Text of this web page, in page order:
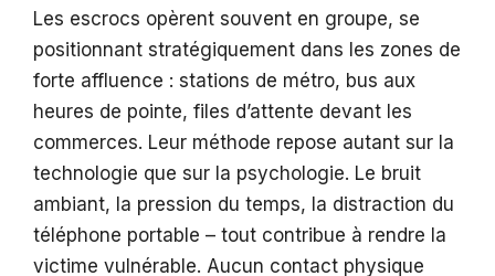
Les escrocs opèrent souvent en groupe, se
positionnant stratégiquement dans les zones de
forte affluence : stations de métro, bus aux
heures de pointe, files d’attente devant les
commerces. Leur méthode repose autant sur la
technologie que sur la psychologie. Le bruit
ambiant, la pression du temps, la distraction du
téléphone portable – tout contribue à rendre la
victime vulnérable. Aucun contact physique